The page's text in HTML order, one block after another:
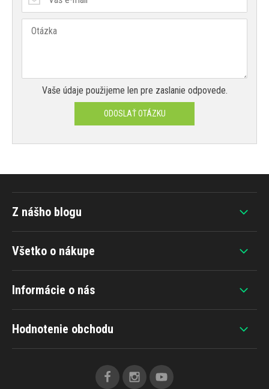
Vaše údaje použijeme len pre zaslanie odpovede.
ODOSLAŤ OTÁZKU
Všetko o nákupe
Informácie o nás
Hodnotenie obchodu
Z nášho blogu